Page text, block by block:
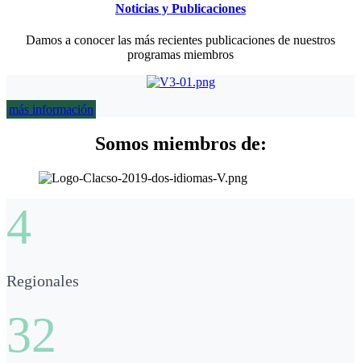
Noticias y Publicaciones
Damos a conocer las más recientes publicaciones de nuestros
programas miembros
más información
Somos miembros de:
4
Regionales
32